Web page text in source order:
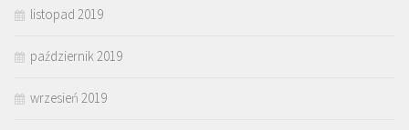
listopad 2019
październik 2019
wrzesień 2019